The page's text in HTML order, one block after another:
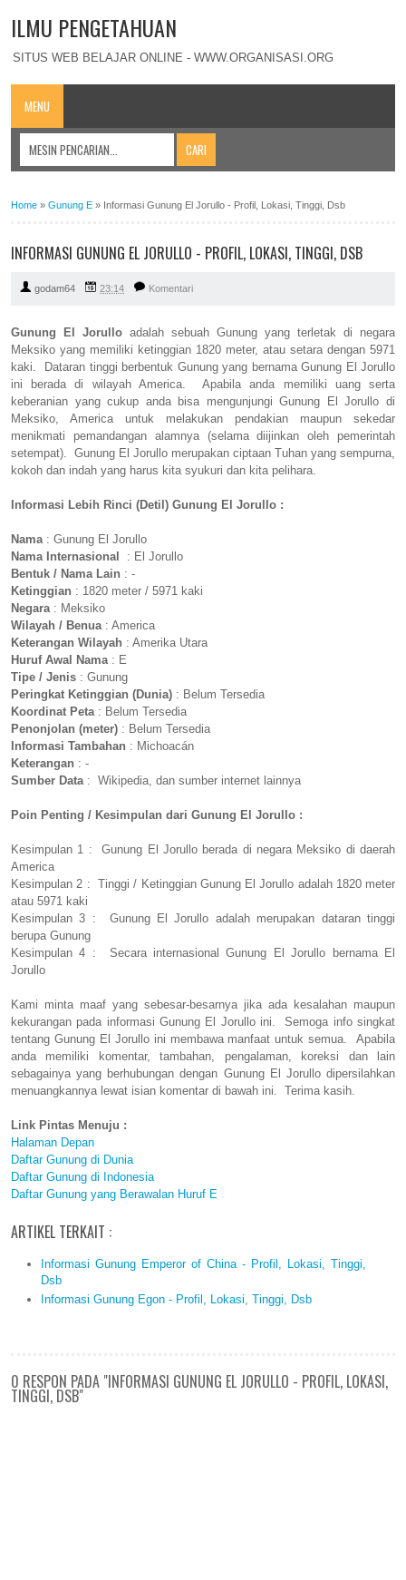
ILMU PENGETAHUAN
SITUS WEB BELAJAR ONLINE - WWW.ORGANISASI.ORG
MENU
Home » Gunung E » Informasi Gunung El Jorullo - Profil, Lokasi, Tinggi, Dsb
INFORMASI GUNUNG EL JORULLO - PROFIL, LOKASI, TINGGI, DSB
godam64 23:14 Komentari
Gunung El Jorullo adalah sebuah Gunung yang terletak di negara
Meksiko yang memiliki ketinggian 1820 meter, atau setara dengan 5971
kaki. Dataran tinggi berbentuk Gunung yang bernama Gunung El Jorullo
ini berada di wilayah America. Apabila anda memiliki uang serta
keberanian yang cukup anda bisa mengunjungi Gunung El Jorullo di
Meksiko, America untuk melakukan pendakian maupun sekedar
menikmati pemandangan alamnya (selama diijinkan oleh pemerintah
setempat). Gunung El Jorullo merupakan ciptaan Tuhan yang sempurna,
kokoh dan indah yang harus kita syukuri dan kita pelihara.
Informasi Lebih Rinci (Detil) Gunung El Jorullo :
Nama: Gunung El Jorullo
Nama Internasional
: El Jorullo
Bentuk / Nama Lain : -
Ketinggian : 1820 meter / 5971 kaki
Negara: Meksiko
Wilayah / Benua: America
Keterangan Wilayah : Amerika Utara
Huruf Awal Nama: E
Tipe / Jenis : Gunung
Peringkat Ketinggian (Dunia) : Belum Tersedia
Koordinat Peta: Belum Tersedia
Penonjolan (meter) : Belum Tersedia
Informasi Tambahan : Michoacán
Keterangan : -
Sumber Data: Wikipedia, dan sumber internet lainnya
Poin Penting / Kesimpulan dari Gunung El Jorullo :
Kesimpulan 1 : Gunung El Jorullo berada di negara Meksiko di daerah
America
Kesimpulan 2 : Tinggi / Ketinggian Gunung El Jorullo adalah 1820 meter
atau 5971 kaki
Kesimpulan 3 : Gunung El Jorullo adalah merupakan dataran tinggi
berupa Gunung
Kesimpulan 4 : Secara internasional Gunung El Jorullo bernama El
Jorullo
Kami minta maaf yang sebesar-besarnya jika ada kesalahan maupun
kekurangan pada informasi Gunung El Jorullo ini. Semoga info singkat
tentang Gunung El Jorullo ini membawa manfaat untuk semua. Apabila
anda memiliki komentar, tambahan, pengalaman, koreksi dan lain
sebagainya yang berhubungan dengan Gunung El Jorullo dipersilahkan
menuangkannya lewat isian komentar di bawah ini. Terima kasih.
Link Pintas Menuju :
Halaman Depan
Daftar Gunung di Dunia
Daftar Gunung di Indonesia
Daftar Gunung yang Berawalan Huruf E
ARTIKEL TERKAIT :
Informasi Gunung Emperor of China - Profil, Lokasi, Tinggi,
Dsb
Informasi Gunung Egon - Profil, Lokasi, Tinggi, Dsb
0 RESPON PADA "INFORMASI GUNUNG EL JORULLO - PROFIL, LOKASI,
TINGGI, DSB"